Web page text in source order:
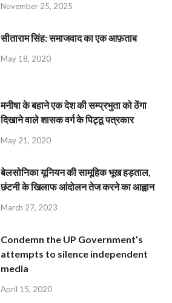
November 25, 2025
सीताराम सिंह: समाजवाद का एक आफ़ताब
May 18, 2020
मनीषा के बहाने एक देश की सम्प्रभुता को ठेंगा
दिखाने वाले शासक वर्ग के पिट्ठू पत्रकार
May 21, 2020
बेलसोनिका यूनियन की सामूहिक भूख हड़ताल,
छंटनी के खिलाफ आंदोलन तेज करने का आह्वान
March 27, 2023
Condemn the UP Government’s
attempts to silence independent
media
April 15, 2020